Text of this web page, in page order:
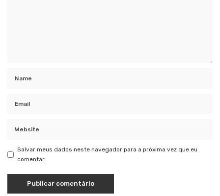
Salvar meus dados neste navegador para a próxima vez que eu
comentar.